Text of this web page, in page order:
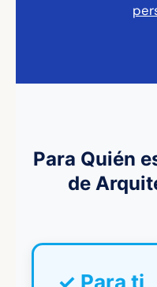
Para Quién
de
✓ Para ti